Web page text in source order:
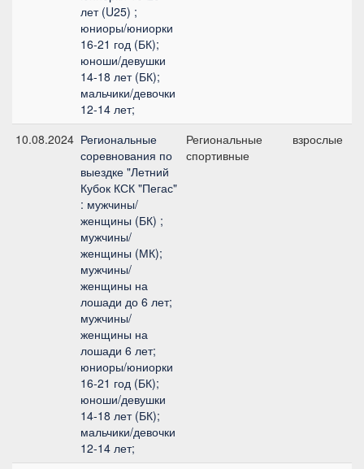
лет (U25) ;
юниоры/юниорки
16-21 год (БК);
юноши/девушки
14-18 лет (БК);
мальчики/девочки
12-14 лет;
10.08.2024 Региональные
соревнования по
выездке "Летний
Кубок КСК "Пегас"
: мужчины/
женщины (БК) ;
мужчины/
женщины (МК);
мужчины/
женщины на
лошади до 6 лет;
мужчины/
женщины на
лошади 6 лет;
юниоры/юниорки
16-21 год (БК);
юноши/девушки
14-18 лет (БК);
мальчики/девочки
12-14 лет;
Региональные
спортивные
взрослые